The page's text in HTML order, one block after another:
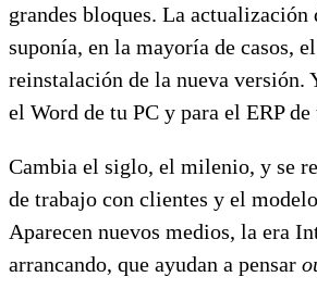
grandes bloques. La actualización
suponía, en la mayoría de casos,
reinstalación de la nueva versión.
el Word de tu PC y para el ERP de
Cambia el siglo, el milenio, y se
de trabajo con clientes y el
Aparecen nuevos medios, la era
arrancando, que ayudan a pensar